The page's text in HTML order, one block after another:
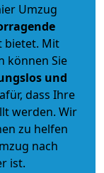
Umzug
bietet. Mit
können Sie
und
dass Ihre
werden. Wir
zu helfen
nach
ist.